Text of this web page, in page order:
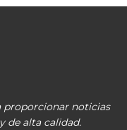
proporcionar noticias
de alta calidad.